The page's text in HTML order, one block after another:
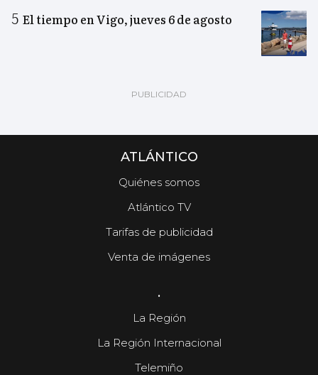
El tiempo en Vigo, jueves 6 de agosto
ATLÁNTICO
Quiénes somos
Atlántico TV
Tarifas de publicidad
Venta de imágenes
.
La Región
La Región Internacional
Telemiño